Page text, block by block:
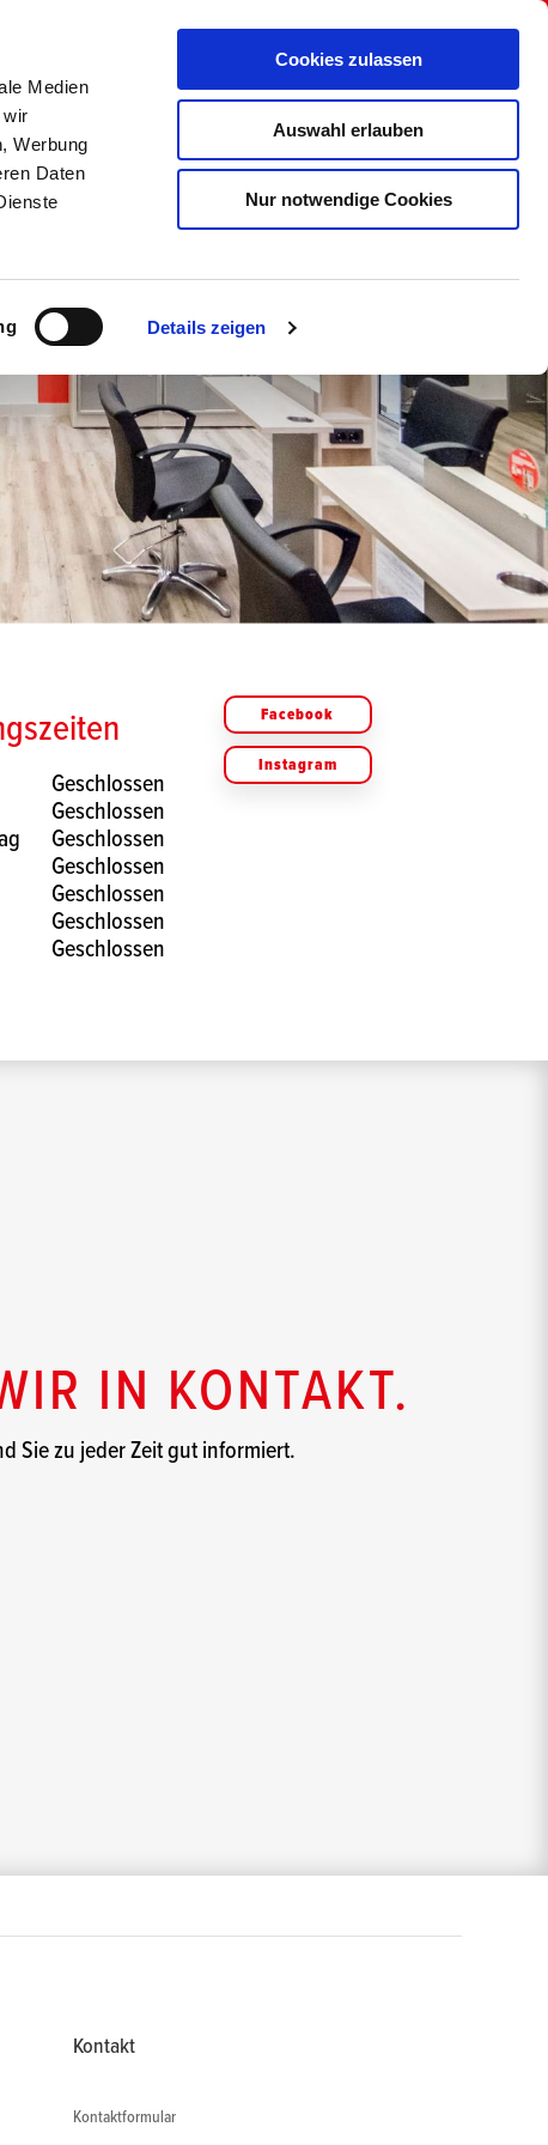
Medien
wir
Werbung
Daten
Details zeigen
Cookies zulassen
Auswahl erlauben
Nur notwendige Cookies
Kontakt
Geschlossen
Geschlossen
Geschlossen
Geschlossen
Geschlossen
Geschlossen
Geschlossen
Facebook
Instagram
IN KONTAKT.
Sie zu jeder Zeit gut informiert.
Kontakt
Kontaktformular